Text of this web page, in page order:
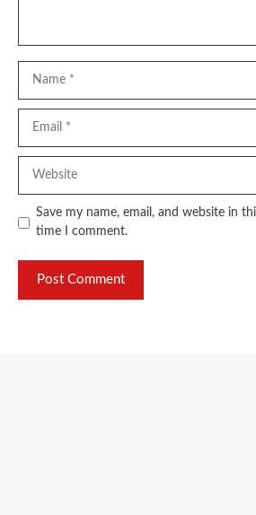
Save my name, email, and website in
time I comment.